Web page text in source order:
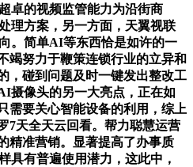
卓的视频监管能力为沿街商
理方案，另一方面，天翼视联
。简单AI等东西恰是如许的一
竭努力于鞭策连锁行业的立异和
，碰到问题及时一键发出整改工
摄像头的另一大亮点，正在如
需要关心智能设备的利用，综上
7天全天云回看。帮力聪慧运营
精准营销。显著提高了办事质
具有普遍使用潜力，这此中，